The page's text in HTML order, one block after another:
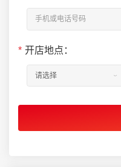
* 开店地点：